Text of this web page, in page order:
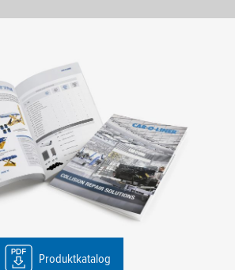
Produktkatalog